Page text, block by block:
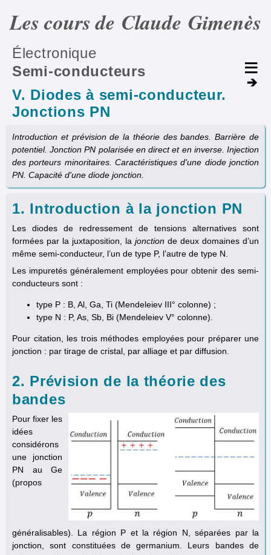
Les cours de Claude Gimenès
Électronique
Semi-conducteurs
V. Diodes à semi-conducteur.
Jonctions PN
Introduction et prévision de la théorie des bandes. Barrière de
potentiel. Jonction PN polarisée en direct et en inverse. Injection
des porteurs minoritaires. Caractéristiques d'une diode jonction
PN. Capacité d'une diode jonction.
1. Introduction à la jonction PN
Les diodes de redressement de tensions alternatives sont
formées par la juxtaposition, la jonction de deux domaines d’un
même semi-conducteur, l’un de type P, l’autre de type N.
Les impuretés généralement employées pour obtenir des semi-
conducteurs sont :
type P : B, Al, Ga, Ti (Mendeleiev III° colonne) ;
type N : P, As, Sb, Bi (Mendeleiev V° colonne).
Pour citation, les trois méthodes employées pour préparer une
jonction : par tirage de cristal, par alliage et par diffusion.
2. Prévision de la théorie des
bandes
Pour fixer les
idées
considérons
une jonction
PN au Ge
(propos
généralisables). La région P et la région N, séparées par la
jonction, sont constituées de germanium. Leurs bandes de